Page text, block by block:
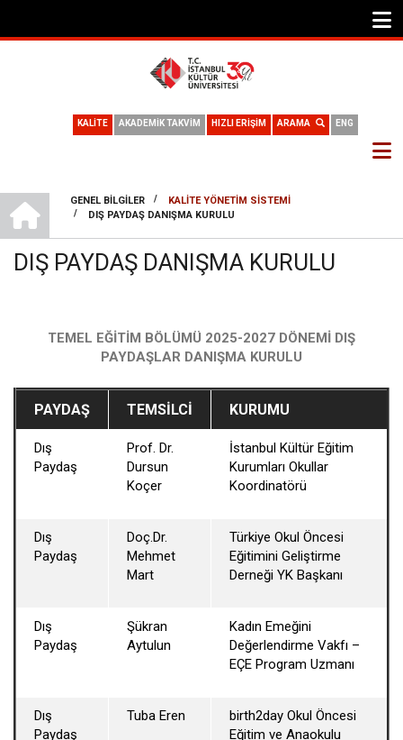
ENG
ARAMA
HIZLI ERİŞİM
AKADEMİK TAKVİM
KALİTE
SAYFA
YOLU
TEMEL EĞITIM BÖLÜMÜ
GENEL BILGILER / KALITE YÖNETIM SISTEMI
/ DIŞ PAYDAŞ DANIŞMA KURULU
DIŞ PAYDAŞ DANIŞMA KURULU
TEMEL EĞİTİM BÖLÜMÜ 2025-2027 DÖNEMİ DIŞ
PAYDAŞLAR DANIŞMA KURULU
PAYDAŞ TEMSILCI KURUMU
Dış
Paydaş
Prof. Dr.
Dursun
Koçer
İstanbul Kültür Eğitim
Kurumları Okullar
Koordinatörü
Dış
Paydaş
Doç.Dr.
Mehmet
Mart
Türkiye Okul Öncesi
Eğitimini Geliştirme
Derneği YK Başkanı
Dış
Paydaş
Şükran
Aytulun
Kadın Emeğini
Değerlendirme Vakfı –
EÇE Program Uzmanı
Dış
Paydaş
Tuba Eren
birth2day Okul Öncesi
Eğitim ve Anaokulu